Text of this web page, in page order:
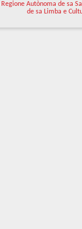
Regione Autònoma de sa
de sa Limba e